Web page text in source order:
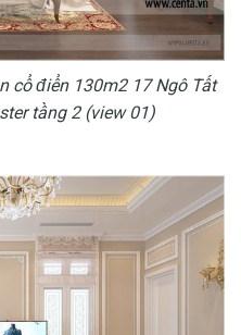
cổ điển 130m2 17 Ngô Tất
tầng 2 (view 01)